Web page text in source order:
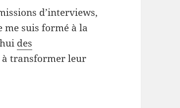
d’interviews,
me suis formé à la
des
transformer leur